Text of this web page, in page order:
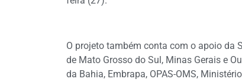
O projeto também conta com o apoio da
de Mato Grosso do Sul, Minas Gerais e
da Bahia, Embrapa, OPAS-OMS,